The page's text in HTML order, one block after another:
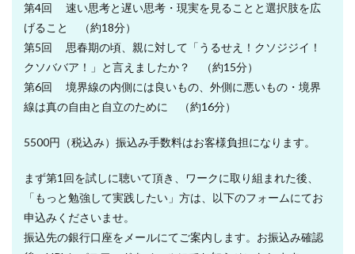
第4回 速い思考と遅い思考・現実を見ることと選択肢を広
げること （約18分）
第5回 思春期の頃、親に対して「うるせえ！クソジジイ！
クソババア！」と言えましたか？ （約15分）
第6回 境界線の内側には良いもの、外側に悪いもの・境界
線は真の自由と自立のために （約16分）
5500円（税込み）振込み手数料はお客様負担になります。
まず第1回を試しに聴いて頂き、ワークに取り組まれた後、
「もっと勉強して実践したい」方は、以下のフォームにてお
申込みくださいませ。
振込先の銀行口座をメールにてご案内します。お振込み確認